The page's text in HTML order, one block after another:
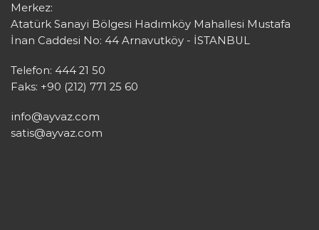
Merkez:
Atatürk Sanayi Bölgesi Hadımköy Mahallesi Mustafa
İnan Caddesi No: 44 Arnavutköy - İSTANBUL
Telefon: 444 21 50
Faks: +90 (212) 771 25 60
info@ayvaz.com
satis@ayvaz.com